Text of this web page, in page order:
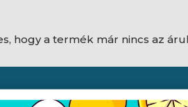
hogy a termék már nincs az
Nyitvatartás